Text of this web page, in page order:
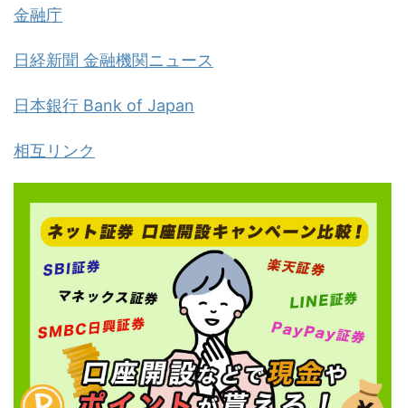
金融庁
日経新聞 金融機関ニュース
日本銀行 Bank of Japan
相互リンク